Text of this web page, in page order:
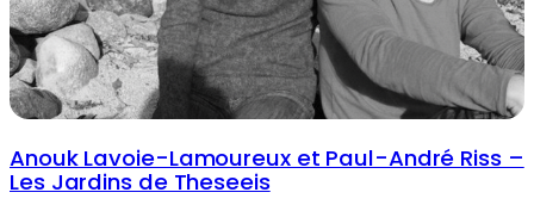
Anouk Lavoie-Lamoureux et Paul-André Riss –
Les Jardins de Theseeis